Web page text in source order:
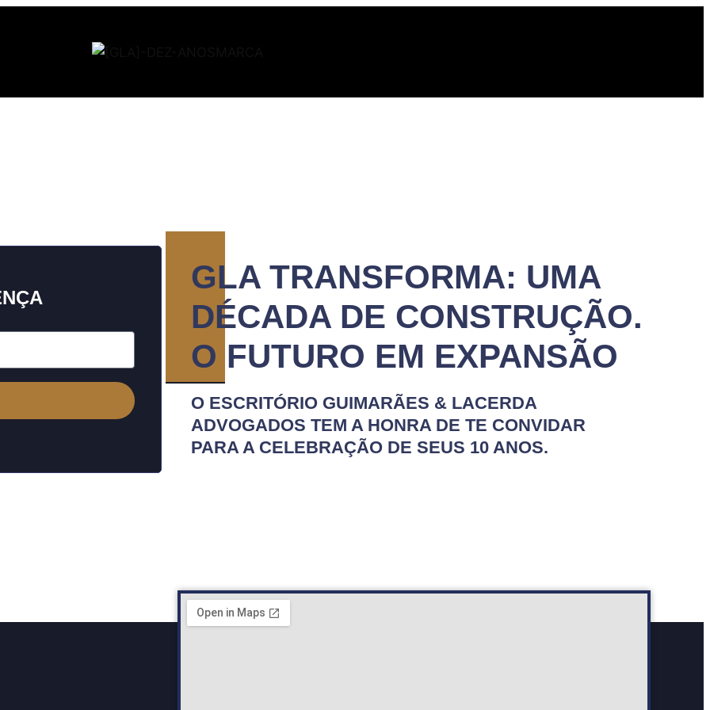
GLA TRANSFORMA: UMA
DÉCADA DE CONSTRUÇÃO.
O FUTURO EM EXPANSÃO
O ESCRITÓRIO GUIMARÃES & LACERDA
ADVOGADOS TEM A HONRA DE TE CONVIDAR
PARA A CELEBRAÇÃO DE SEUS 10 ANOS.